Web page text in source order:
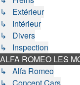
↳ Extérieur
↳ Intérieur
↳ Divers
↳ Inspection
ALFA ROMEO LES
↳ Alfa Romeo